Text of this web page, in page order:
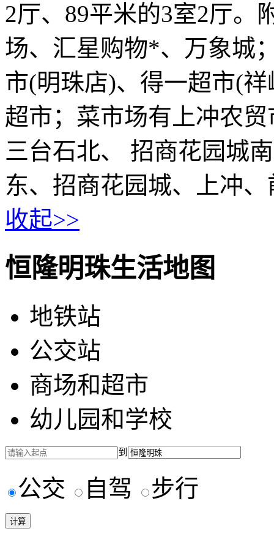
2厅、89平米的3室2厅。
场、汇星购物*、万象城
市(明珠店)、得一超市(
超市；菜市场有上冲农
三台石北、 招商花园城
东、招商花园城、上冲
收起>>
恒隆明珠生活地图
地铁站
公交站
商场和超市
幼儿园和学校
到
公交 自驾 步行